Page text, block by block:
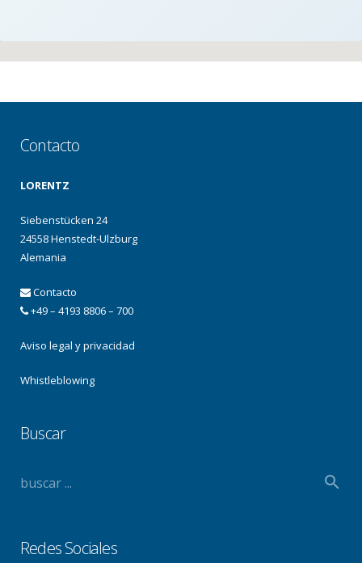
Contacto
LORENTZ
Siebenstücken 24
24558 Henstedt-Ulzburg
Alemania
Contacto
+49 – 4193 8806 – 700
Aviso legal y privacidad
Whistleblowing
Buscar
Redes Sociales